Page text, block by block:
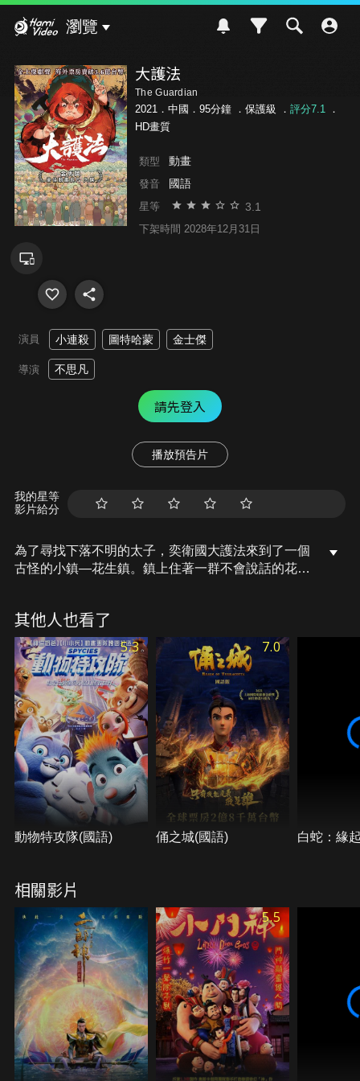
瀏覽
大護法
The Guardian
2021．中國．95分鐘 ． 保護級 ． 評分7.1．
HD畫質
類型 動畫
發音 國語
星等 3.1
下架時間 2028年12月31日
演員 小連殺 圖特哈蒙 金士傑
導演 不思凡
請先登入
播放預告片
我的星等
影片給分
為了尋找下落不明的太子，奕衛國大護法來到了一個
古怪的小鎮—花生鎮。鎮上住著一群不會說話的花生
冒險，也慢慢揭開了隱藏在這個小鎮的駭人謎團。
其他人也看了
5.3
動物特攻隊(國語)
7.0
俑之城(國語) 白蛇：緣
相關影片
5.5